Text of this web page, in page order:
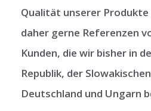
Qualität unserer
daher gerne Referenzen
Kunden, die wir bisher in
Republik, der
Deutschland und Ungarn